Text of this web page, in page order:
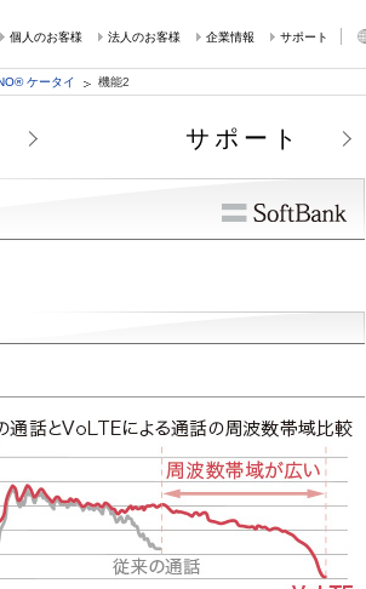
個人のお客様 法人のお客様 企業情報 サポート
ケータイ 機能2
サポート